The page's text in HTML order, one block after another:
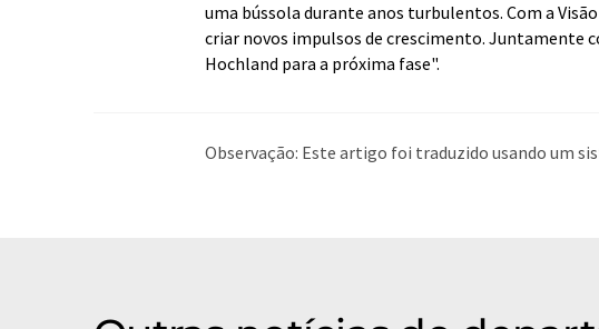
uma bússola durante anos turbulentos. Com a
criar novos impulsos de crescimento. Juntamente
Hochland para a próxima fase".
Observação: Este artigo foi traduzido usando um